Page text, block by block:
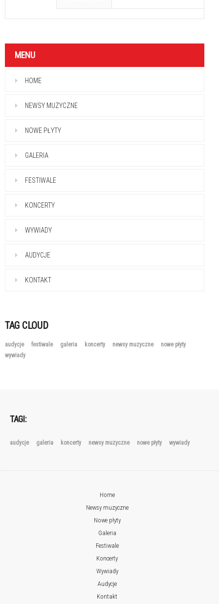
MENU
HOME
NEWSY MUZYCZNE
NOWE PŁYTY
GALERIA
FESTIWALE
KONCERTY
WYWIADY
AUDYCJE
KONTAKT
TAG CLOUD
audycje festiwale galeria koncerty newsy muzyczne
nowe płyty
wywiady
TAGI:
audycje galeria koncerty newsy muzyczne nowe płyty wywiady
Home
Newsy muzyczne
Nowe płyty
Galeria
Festiwale
Koncerty
Wywiady
Audycje
Kontakt